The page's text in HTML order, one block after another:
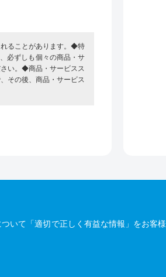
ることがあります。◆特
必ずしも個々の商品・サ
い。◆商品・サービスス
その後、商品・サービス
て「適切で正しく有益な情報」をお客